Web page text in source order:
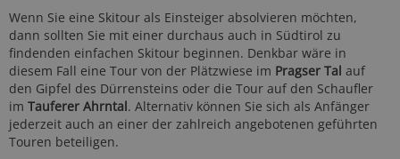
Wenn Sie eine Skitour als Einsteiger absolvieren möchten,
dann sollten Sie mit einer durchaus auch in Südtirol zu
findenden einfachen Skitour beginnen. Denkbar wäre in
diesem Fall eine Tour von der Plätzwiese im Pragser Tal auf
den Gipfel des Dürrensteins oder die Tour auf den Schaufler
im Tauferer Ahrntal. Alternativ können Sie sich als Anfänger
jederzeit auch an einer der zahlreich angebotenen geführten
Touren beteiligen.